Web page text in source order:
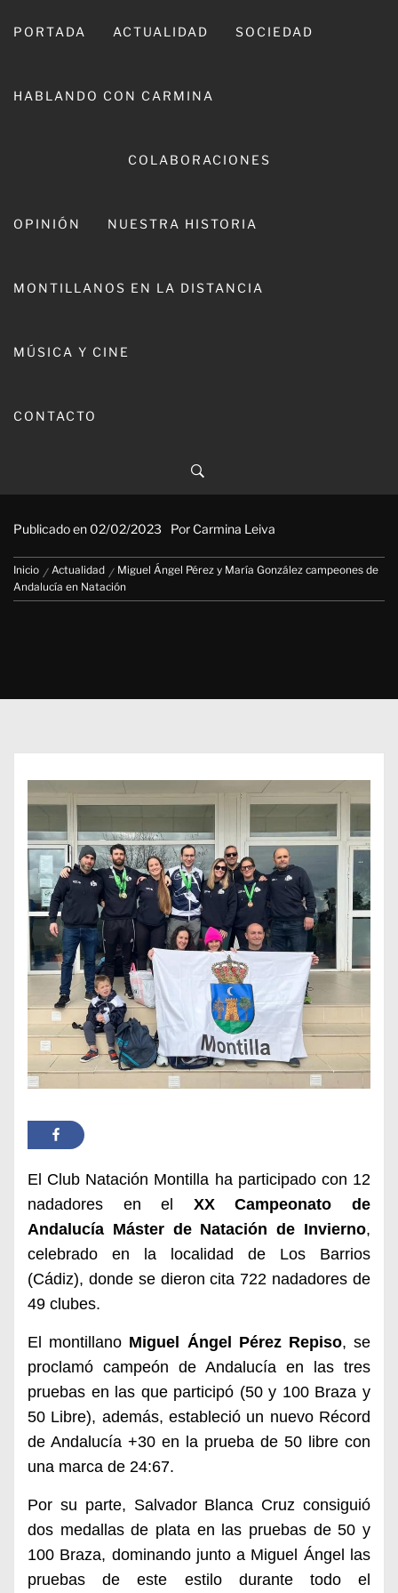
PORTADA ACTUALIDAD SOCIEDAD
HABLANDO CON CARMINA
COLABORACIONES
OPINIÓN NUESTRA HISTORIA
MONTILLANOS EN LA DISTANCIA
MÚSICA Y CINE
CONTACTO
Miguel Ángel Pérez y María
Andalucía en Natación
Publicado en 02/02/2023 Por Carmina Leiva
Inicio Actualidad
Miguel Ángel Pérez y María González campeones de
Andalucía en Natación
El Club Natación Montilla ha participado con 12
nadadores en el XX Campeonato de
Andalucía Máster de Natación de Invierno,
celebrado en la localidad de Los Barrios
(Cádiz), donde se dieron cita 722 nadadores de
49 clubes.
El montillano Miguel Ángel Pérez Repiso, se
proclamó campeón de Andalucía en las tres
pruebas en las que participó (50 y 100 Braza y
50 Libre), además, estableció un nuevo Récord
de Andalucía +30 en la prueba de 50 libre con
una marca de 24:67.
Por su parte, Salvador Blanca Cruz consiguió
dos medallas de plata en las pruebas de 50 y
100 Braza, dominando junto a Miguel Ángel las
pruebas de este estilo durante todo el